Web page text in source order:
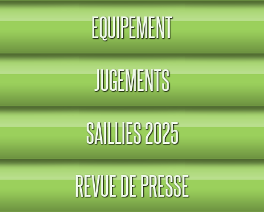
EQUIPEMENT
JUGEMENTS
SAILLIES 2025
REVUE DE PRESSE